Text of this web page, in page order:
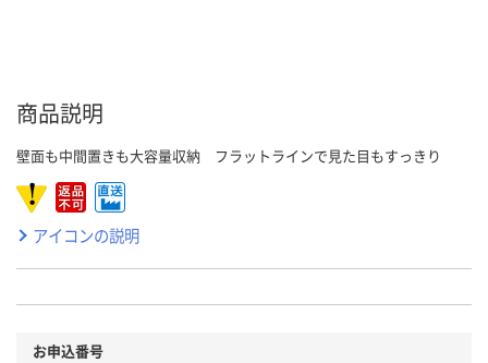
商品説明
壁面も中間置きも大容量収納 フラットラインで見た目もすっきり
アイコンの説明
お申込番号